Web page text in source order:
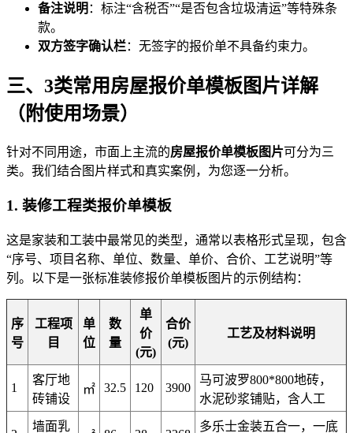
备注说明 ：标注“含税否”“是否包含垃圾清运”等特殊条
款。
双方签字确认栏：无签字的报价单不具备约束力。
三、3类常用房屋报价单模板图片详解
（附使用场景）
针对不同用途，市面上主流的房屋报价单模板图片可分为三
类。我们结合图片样式和真实案例，为您逐一分析。
1. 装修工程类报价单模板
这是家装和工装中最常见的类型，通常以表格形式呈现，包含
“序号、项目名称、单位、数量、单价、合价、工艺说明”等
列。以下是一张标准装修报价单模板图片的示例结构：
序
号
工程项
目
单
位
数
量
单
价
(元)
合价
(元)
工艺及材料说明
1
客厅地
砖铺设
㎡ 32.5 120 3900
马可波罗800*800地砖，
水泥砂浆铺贴，含人工
墙面乳
多乐士金装五合一，一底